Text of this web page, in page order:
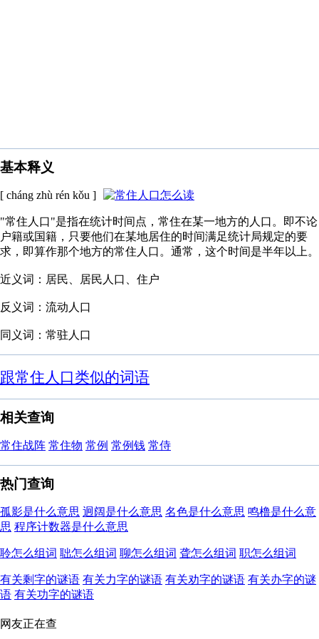
基本释义
[ cháng zhù rén kǒu ]
"常住人口"是指在统计时间点，常住在某一地方的人口。即不论
户籍或国籍，只要他们在某地居住的时间满足统计局规定的要
求，即算作那个地方的常住人口。通常，这个时间是半年以上。
近义词：居民、居民人口、住户
反义词：流动人口
同义词：常驻人口
跟常住人口类似的词语
相关查询
常住战阵 常住物 常例 常例钱 常侍
热门查询
孤影是什么意思 迥阔是什么意思 名色是什么意思 鸣橹是什么意
思 程序计数器是什么意思
聆怎么组词 聉怎么组词 聊怎么组词 聋怎么组词 职怎么组词
有关剩字的谜语 有关力字的谜语 有关劝字的谜语 有关办字的谜
语 有关功字的谜语
网友正在查